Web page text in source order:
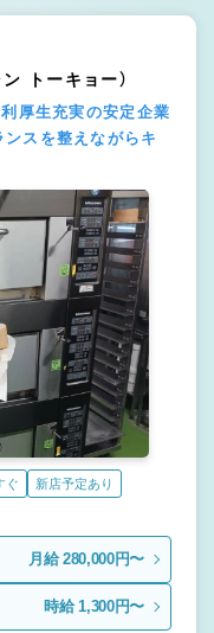
トーキョー）
厚生充実の安定企業
ンスを整えながらキ
ぐ 新店予定あり
月給 280,000円〜
時給 1,300円〜